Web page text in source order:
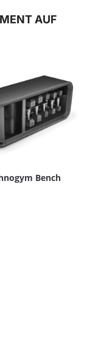
AUF
Bench